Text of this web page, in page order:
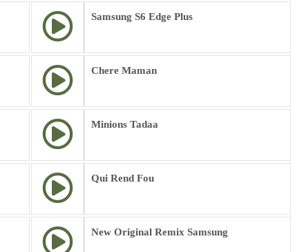
Samsung S6 Edge Plus
Chere Maman
Minions Tadaa
Qui Rend Fou
New Original Remix Samsung